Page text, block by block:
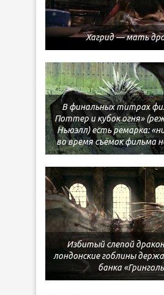
Хагрид — мать
В финальных титрах
Поттер и кубок огня»
Ньюэлл) есть ремарка:
во время съёмок фильма
Избитый слепой
лондонские гоблины
банка